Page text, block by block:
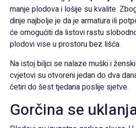
manje plodova i lošije su kvalite.
dinje najbolje je da je armatura ili
će omogućiti da listovi rastu
plodovi vise u prostoru bez lišća.
Na istoj biljci se nalaze muški i
cvjetovi su otvoreni jedan do dva
četiri do šest tjedana poslije sjetve.
Gorčina se